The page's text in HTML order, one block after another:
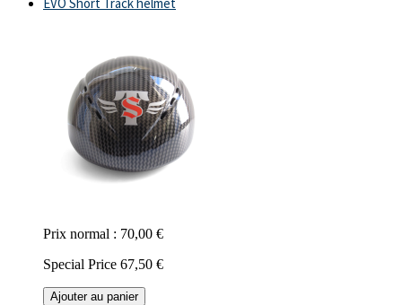
Prix normal : 70,00 €
Special Price 67,50 €
Ajouter au panier